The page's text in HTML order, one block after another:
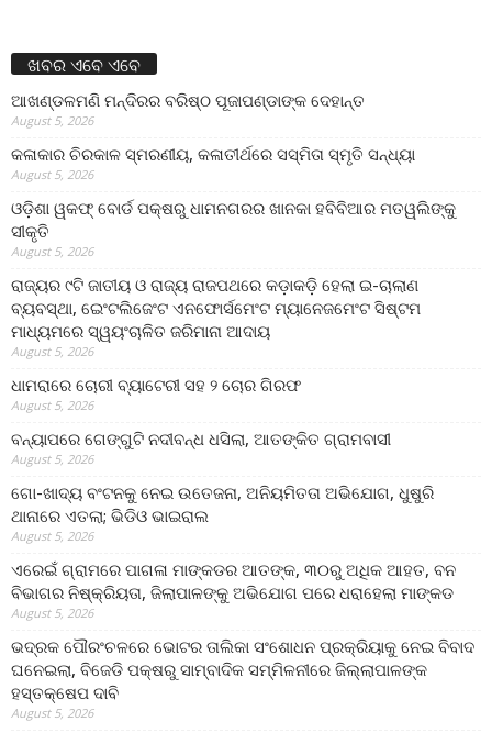
ଖବର ଏବେ ଏବେ
ଆଖଣ୍ଡଳମଣି ମନ୍ଦିରର ବରିଷ୍ଠ ପୂଜାପଣ୍ଡାଙ୍କ ଦେହାନ୍ତ
August 5, 2026
କଳାକାର ଚିରକାଳ ସ୍ମରଣୀୟ, କଳାତୀର୍ଥରେ ସସ୍ମିତା ସ୍ମୃତି ସନ୍ଧ୍ୟା
August 5, 2026
ଓଡ଼ିଶା ୱକଫ୍ ବୋର୍ଡ ପକ୍ଷରୁ ଧାମନଗରର ଖାନକା ହବିବିଆର ମତୱଲିଙ୍କୁ
ସୀକୃତି
August 5, 2026
ରାଜ୍ୟର ୯ଟି ଜାତୀୟ ଓ ରାଜ୍ୟ ରାଜପଥରେ କଡ଼ାକଡ଼ି ହେଲା ଇ-ଚାଲାଣ
ବ୍ୟବସ୍ଥା, ଇେଂଟଲିଜେଂଟ ଏନଫୋର୍ସମେଂଟ ମ୍ୟାନେଜମେଂଟ ସିଷ୍ଟମ
ମାଧ୍ୟମରେ ସ୍ୱୟଂଚାଳିତ ଜରିମାନା ଆଦାୟ
August 5, 2026
ଧାମରାରେ ଚୋରୀ ବ୍ୟାଟେରୀ ସହ ୨ ଚୋର ଗିରଫ
August 5, 2026
ବନ୍ୟାପରେ ଗେଙ୍ଗୁଟି ନଦୀବନ୍ଧ ଧସିଲା, ଆତଙ୍କିତ ଗ୍ରାମବାସୀ
August 5, 2026
ଗୋ-ଖାଦ୍ୟ ବଂଟନକୁ ନେଇ ଉତେଜନା, ଅନିୟମିତତା ଅଭିଯୋଗ, ଧୁଷୁରି
ଥାନାରେ ଏତଲା; ଭିଡିଓ ଭାଇରାଲ
August 5, 2026
ଏରେଇଁ ଗ୍ରାମରେ ପାଗଳା ମାଙ୍କଡର ଆତଙ୍କ, ୩୦ରୁ ଅଧିକ ଆହତ, ବନ
ବିଭାଗର ନିଷ୍କ୍ରିୟତା, ଜିଲାପାଳଙ୍କୁ ଅଭିଯୋଗ ପରେ ଧରାହେଲା ମାଙ୍କଡ
August 5, 2026
ଭଦ୍ରକ ପୌରଂଚଳରେ ଭୋଟର ତାଲିକା ସଂଶୋଧନ ପ୍ରକ୍ରିୟାକୁ ନେଇ ବିବାଦ
ଘନେଇଲା, ବିଜେଡି ପକ୍ଷରୁ ସାମ୍ବାଦିକ ସମ୍ମିଳନୀରେ ଜିଲ୍ଲାପାଳଙ୍କ
ହସ୍ତକ୍ଷେପ ଦାବି
August 5, 2026